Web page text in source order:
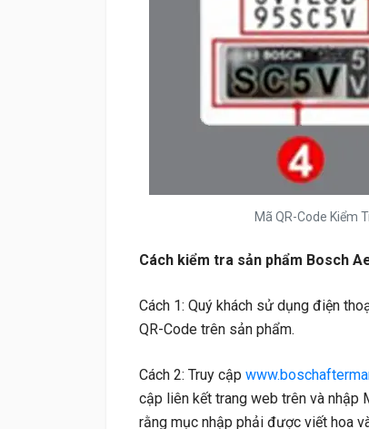
Mã QR-Code Kiểm
Cách kiểm tra sản phẩm Bosch
Cách 1: Quý khách sử dụng điện
QR-Code trên sản phẩm.
Cách 2: Truy cập
cập liên kết trang web trên và nhập
rằng mục nhập phải được viết hoa